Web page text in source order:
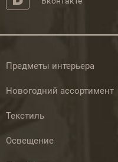
Предметы интерьера
Новогодний ассортимент
Текстиль
Освещение